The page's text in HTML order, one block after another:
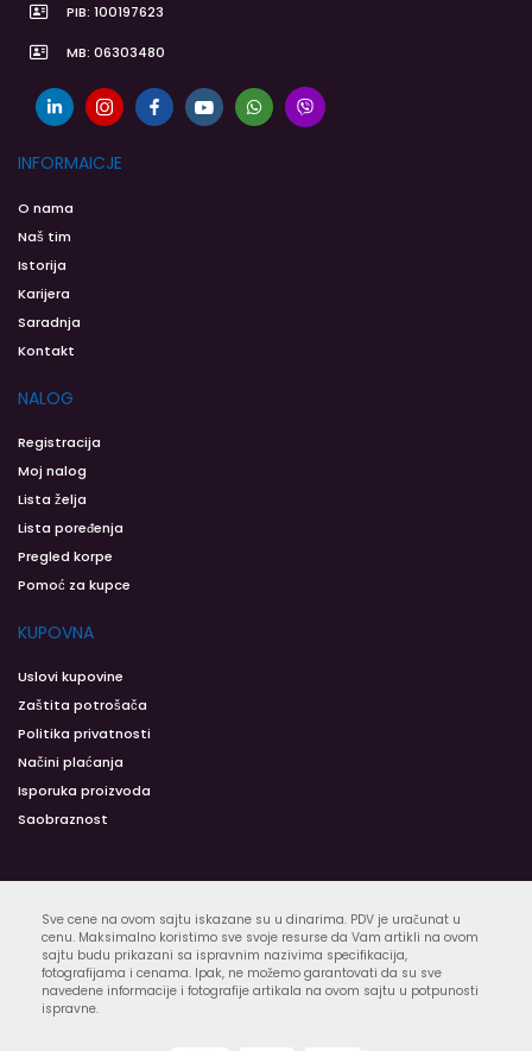
PIB: 100197623
MB: 06303480
INFORMAICJE
O nama
Naš tim
Istorija
Karijera
Saradnja
Kontakt
NALOG
Registracija
Moj nalog
Lista želja
Lista poređenja
Pregled korpe
Pomoć za kupce
KUPOVNA
Uslovi kupovine
Zaštita potrošača
Politika privatnosti
Načini plaćanja
Isporuka proizvoda
Saobraznost
Sve cene na ovom sajtu iskazane su u dinarima. PDV je uračunat u
cenu. Maksimalno koristimo sve svoje resurse da Vam artikli na ovom
sajtu budu prikazani sa ispravnim nazivima specifikacija,
fotografijama i cenama. Ipak, ne možemo garantovati da su sve
navedene informacije i fotografije artikala na ovom sajtu u potpunosti
ispravne.